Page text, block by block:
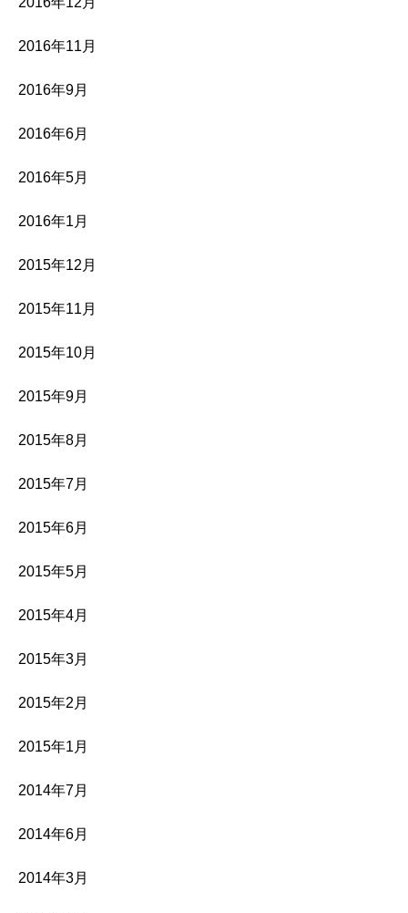
2016年11月
2016年9月
2016年6月
2016年5月
2016年1月
2015年12月
2015年11月
2015年10月
2015年9月
2015年8月
2015年7月
2015年6月
2015年5月
2015年4月
2015年3月
2015年2月
2015年1月
2014年7月
2014年6月
2014年3月